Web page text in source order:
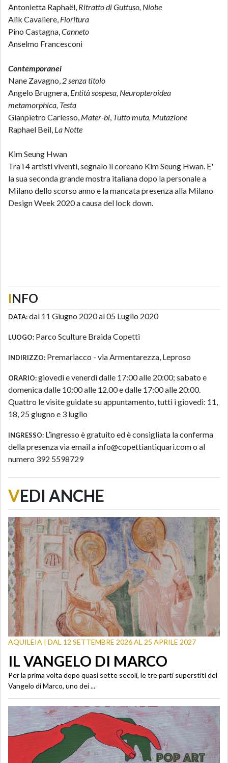
Antonietta Raphaël, Ritratto di Guttuso, Niobe
Alik Cavaliere, Fioritura
Pino Castagna,Canneto
Anselmo Francesconi
Contemporanei
Nane Zavagno, 2 senza titolo
Angelo Brugnera, Entità sospesa, Neuropteroidea
metamorphica, Testa
Gianpietro Carlesso, Mater-bi, Tutto muta, Mutazione
Raphael Beil, La Notte
Kim Seung Hwan
Tra i 4 artisti viventi, segnalo il coreano Kim Seung Hwan. E'
la sua seconda grande mostra italiana dopo la personale a
Milano dello scorso anno e la mancata presenza alla Milano
Design Week 2020 a causa del lock down.
INFO
DATA:dal 11 Giugno 2020 al 05 Luglio 2020
LUOGO: Parco Sculture Braida Copetti
INDIRIZZO: Premariacco - via Armentarezza, Leproso
ORARIO:giovedì e venerdì dalle 17:00 alle 20:00; sabato e
domenica dalle 10:00 alle 12.00 e dalle 17:00 alle 20:00.
Quattro le visite guidate su appuntamento, tutti i giovedì: 11,
18, 25 giugno e 3 luglio
INGRESSO: L’ingresso è gratuito ed è consigliata la conferma
della presenza via email a info@copettiantiquari.com o al
numero 392 5598729
VEDI ANCHE
AQUILEIA | DAL 12 SETTEMBRE 2026 AL 25 APRILE 2027
IL VANGELO DI MARCO
Per la prima volta dopo quasi sette secoli, le tre parti superstiti del
Vangelo di Marco, uno dei ...